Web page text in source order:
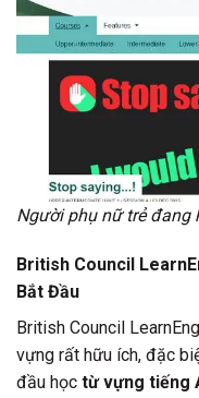
Người phụ nữ trẻ đang
British Council
Bắt Đầu
British Council
vựng rất hữu ích, đặc
đầu học từ vựng tiếng